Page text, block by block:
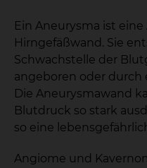
Ein Aneurysma ist
Hirngefäßwand. Sie
Schwachstelle der
angeboren oder durch
Die Aneurysmawand
Blutdruck so stark
so eine
Angiome und